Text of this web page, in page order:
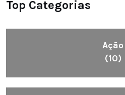
Top Categorias
Ação
(10)